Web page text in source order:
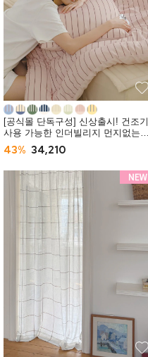
[공식몰 단독구성] 신상출시! 건조기
사용 가능한 인더빌리지 먼지없는
사계절 차렵이불 (SS/Q) -10컬러
43% 34,210